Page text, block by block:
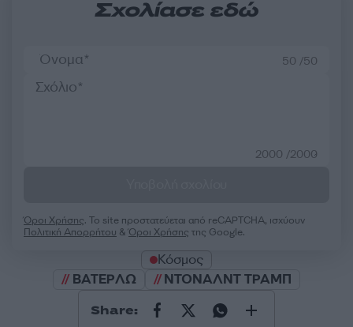
Σχολίασε εδώ
50 /50
2000 /2000
Όροι Χρήσης. Το site προστατεύεται από reCAPTCHA, ισχύουν
Πολιτική Απορρήτου &Όροι Χρήσης της Google.
Κόσμος
ΒΑΤΕΡΛΩ
ΝΤΟΝΑΛΝΤ ΤΡΑΜΠ
Share: